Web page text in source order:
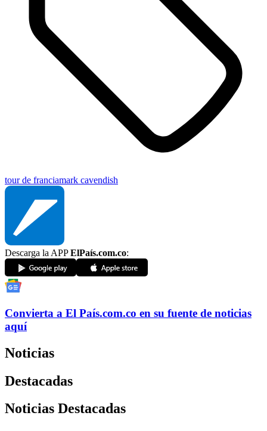
tour de franciamark cavendish
Descarga la APPElPaís.com.co:
Convierta a El País.com.co en su fuente de noticias
aquí
Noticias
Destacadas
Noticias Destacadas